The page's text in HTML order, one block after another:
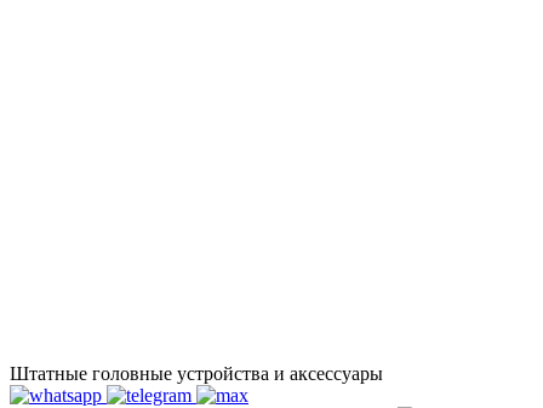
Штатные головные устройства и аксессуары